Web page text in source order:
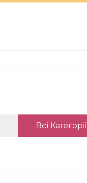
Всі Категорії